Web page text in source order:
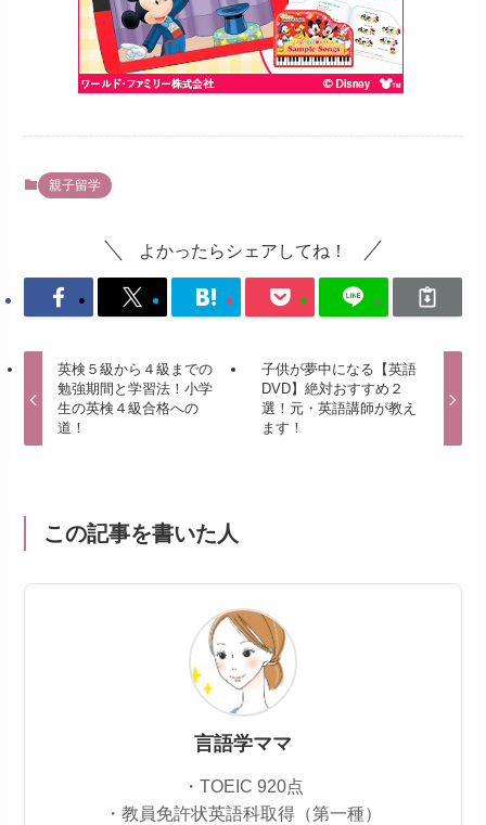
親子留学
よかったらシェアしてね！
英検５級から４級までの
勉強期間と学習法！小学
生の英検４級合格への
道！
子供が夢中になる【英語
DVD】絶対おすすめ２
選！元・英語講師が教え
ます！
この記事を書いた人
言語学ママ
・TOEIC 920点
・教員免許状英語科取得（第一種）